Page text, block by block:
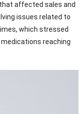
affected sales and
issues related to
, which stressed
reaching